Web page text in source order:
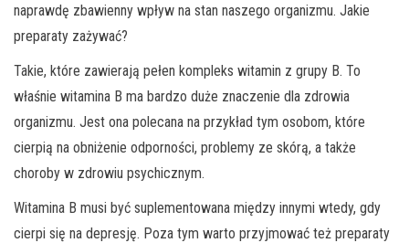
naprawdę zbawienny wpływ na stan naszego organizmu. Jakie
preparaty zażywać?
Takie, które zawierają pełen kompleks witamin z grupy B. To
właśnie witamina B ma bardzo duże znaczenie dla zdrowia
organizmu. Jest ona polecana na przykład tym osobom, które
cierpią na obniżenie odporności, problemy ze skórą, a także
choroby w zdrowiu psychicznym.
Witamina B musi być suplementowana między innymi wtedy, gdy
cierpi się na depresję. Poza tym warto przyjmować też preparaty